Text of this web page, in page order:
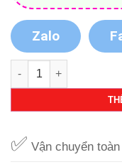
Zalo
Số lượng
✅ Vận chuyển